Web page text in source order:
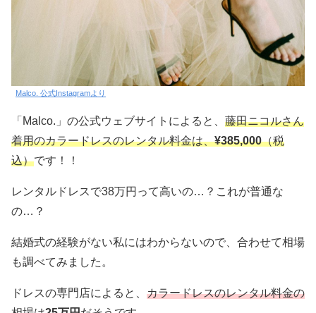
Malco. 公式Instagramより
「Malco.」の公式ウェブサイトによると、 藤田ニコルさん
着用のカラードレスのレンタル料金は、¥385,000（税
込）です！！
レンタルドレスで38万円って高いの…？これが普通な
の…？
結婚式の経験がない私にはわからないので、合わせて相場
も調べてみました。
ドレスの専門店によると、 カラードレスのレンタル料金の